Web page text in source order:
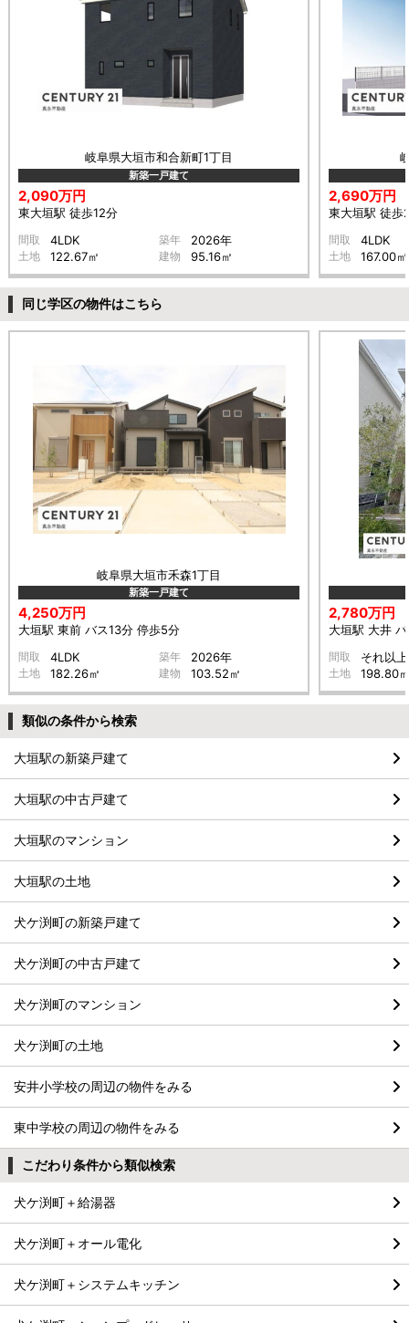
岐阜県大垣市和合新町1丁目
新築一戸建て
2,090万円
東大垣駅 徒歩12分
間取 4LDK 築年 2026年
土地 122.67㎡ 建物 95.16㎡
2,690万円
東大垣駅 徒歩
間取 4LDK
土地 167.00㎡
同じ学区の物件はこちら
岐阜県大垣市禾森1丁目
新築一戸建て
4,250万円
大垣駅 東前 バス13分 停歩5分
間取 4LDK 築年 2026年
土地 182.26㎡ 建物 103.52㎡
2,780万円
大垣駅 大井
間取 それ以上
土地 198.80
類似の条件から検索
大垣駅の新築戸建て
大垣駅の中古戸建て
大垣駅のマンション
大垣駅の土地
犬ケ渕町の新築戸建て
犬ケ渕町の中古戸建て
犬ケ渕町のマンション
犬ケ渕町の土地
安井小学校の周辺の物件をみる
東中学校の周辺の物件をみる
こだわり条件から類似検索
犬ケ渕町＋給湯器
犬ケ渕町＋オール電化
犬ケ渕町＋システムキッチン